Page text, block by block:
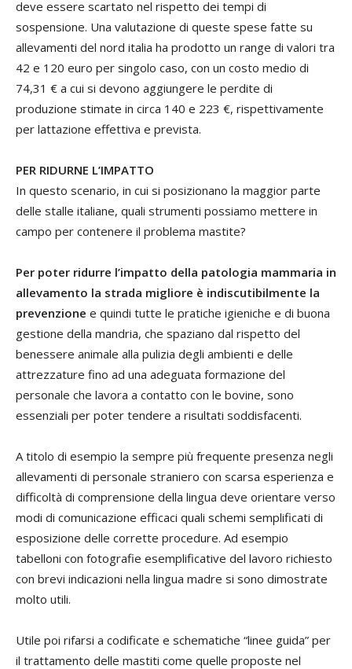
deve essere scartato nel rispetto dei tempi di
sospensione. Una valutazione di queste spese fatte su
allevamenti del nord italia ha prodotto un range di valori tra
42 e 120 euro per singolo caso, con un costo medio di
74,31 € a cui si devono aggiungere le perdite di
produzione stimate in circa 140 e 223 €, rispettivamente
per lattazione effettiva e prevista.
PER RIDURNE L’IMPATTO
In questo scenario, in cui si posizionano la maggior parte
delle stalle italiane, quali strumenti possiamo mettere in
campo per contenere il problema mastite?
Per poter ridurre l’impatto della patologia mammaria in
allevamento la strada migliore è indiscutibilmente la
prevenzione e quindi tutte le pratiche igieniche e di buona
gestione della mandria, che spaziano dal rispetto del
benessere animale alla pulizia degli ambienti e delle
attrezzature fino ad una adeguata formazione del
personale che lavora a contatto con le bovine, sono
essenziali per poter tendere a risultati soddisfacenti.
A titolo di esempio la sempre più frequente presenza negli
allevamenti di personale straniero con scarsa esperienza e
difficoltà di comprensione della lingua deve orientare verso
modi di comunicazione efficaci quali schemi semplificati di
esposizione delle corrette procedure. Ad esempio
tabelloni con fotografie esemplificative del lavoro richiesto
con brevi indicazioni nella lingua madre si sono dimostrate
molto utili.
Utile poi rifarsi a codificate e schematiche “linee guida” per
il trattamento delle mastiti come quelle proposte nel